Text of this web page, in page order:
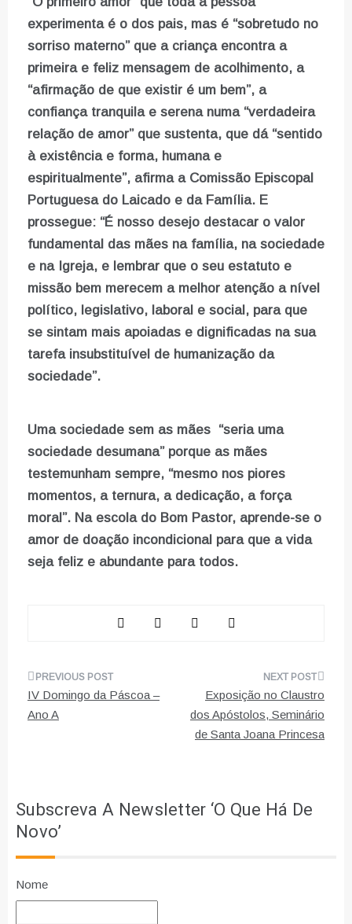
experimenta é o dos pais, mas é “sobretudo no
sorriso materno” que a criança encontra a
primeira e feliz mensagem de acolhimento, a
“afirmação de que existir é um bem”, a
confiança tranquila e serena numa “verdadeira
relação de amor” que sustenta, que dá “sentido
à existência e forma, humana e
espiritualmente”, afirma a Comissão Episcopal
Portuguesa do Laicado e da Família. E
prossegue: “É nosso desejo destacar o valor
fundamental das mães na família, na sociedade
e na Igreja, e lembrar que o seu estatuto e
missão bem merecem a melhor atenção a nível
político, legislativo, laboral e social, para que
se sintam mais apoiadas e dignificadas na sua
tarefa insubstituível de humanização da
sociedade”.
Uma sociedade sem as mães “seria uma
sociedade desumana” porque as mães
testemunham sempre, “mesmo nos piores
momentos, a ternura, a dedicação, a força
moral”. Na escola do Bom Pastor, aprende-se o
amor de doação incondicional para que a vida
seja feliz e abundante para todos.
Navegação
de
IV Domingo da Páscoa –
Ano A
Exposição no Claustro
dos Apóstolos, Seminário
de Santa Joana Princesa
Subscreva A Newsletter ‘O Que Há De
Novo’
Nome